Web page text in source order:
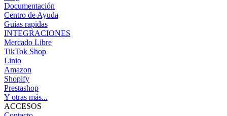
Documentación
Centro de Ayuda
Guías rapidas
INTEGRACIONES
Mercado Libre
TikTok Shop
Linio
Amazon
Shopify
Prestashop
Y otras más...
ACCESOS